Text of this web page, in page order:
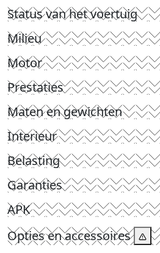
Status van het voertuig
Milieu
Motor
Prestaties
Maten en gewichten
Interieur
Belasting
Garanties
APK
Opties en accessoires